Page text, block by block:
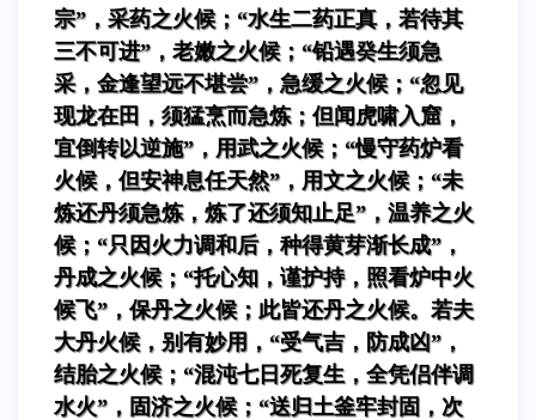
宗”，采药之火候；“水生二药正真，若待其
三不可进”，老嫩之火候；“铅遇癸生须急
采，金逢望远不堪尝”，急缓之火候；“忽见
现龙在田，须猛烹而急炼；但闻虎啸入窟，
宜倒转以逆施”，用武之火候；“慢守药炉看
火候，但安神息任天然”，用文之火候；“未
炼还丹须急炼，炼了还须知止足”，温养之火
候；“只因火力调和后，种得黄芽渐长成”，
丹成之火候；“托心知，谨护持，照看炉中火
候飞”，保丹之火候；此皆还丹之火候。若夫
大丹火候，别有妙用，“受气吉，防成凶”，
结胎之火候；“混沌七日死复生，全凭侣伴调
水火”，固济之火候；“送归土釜牢封固，次